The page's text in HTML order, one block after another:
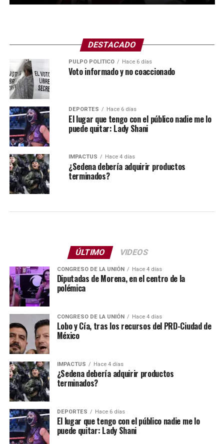
DESTACADO
PULPO POLÍTICO Hace 6 días
Voto informado y no coaccionado
DEPORTES Hace 6 días
El lugar que tengo con el público nadie me lo
puede quitar: Lady Shani
IMPACTUS Hace 4 días
¿Sedena debería adquirir productos
terminados?
ÚLTIMO VIDEOS
CONGRESO DE LA UNIÓN Hace 4 días
Diputadas de Morena, en el centro de la
polémica
CONGRESO DE LA UNIÓN Hace 4 días
Lobo y Cía, tras los recursos del PRD-Ciudad de
México
IMPACTUS Hace 4 días
¿Sedena debería adquirir productos
terminados?
DEPORTES Hace 6 días
El lugar que tengo con el público nadie me lo
puede quitar: Lady Shani